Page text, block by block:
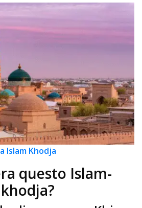
Islam Khodja
questo Islam-
khodja?